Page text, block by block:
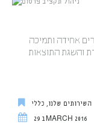
אחידה ותמיכה
והשגת התוצאות
השירותים שלנו כללי
29 בMARCH 2016